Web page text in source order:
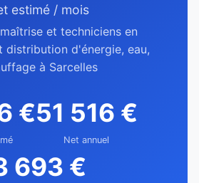
estimé / mois
et techniciens en
distribution d'énergie, eau,
à Sarcelles
€51 516 €
Net annuel
693 €